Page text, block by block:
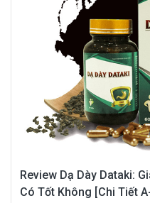
Review Dạ Dày Dataki:
Có Tốt Không [Chi Tiết